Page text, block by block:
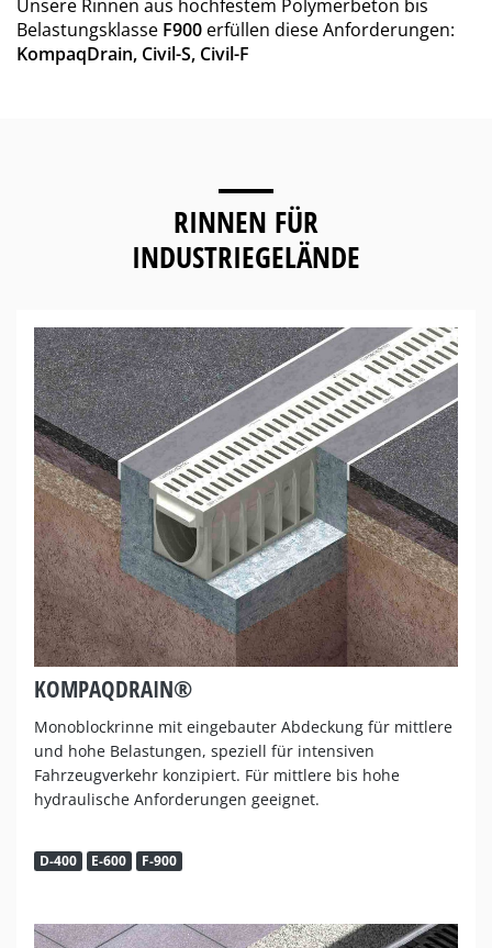
Unsere Rinnen aus hochfestem Polymerbeton bis
Belastungsklasse F900 erfüllen diese Anforderungen:
KompaqDrain, Civil-S, Civil-F
RINNEN FÜR
INDUSTRIEGELÄNDE
KOMPAQDRAIN®
Monoblockrinne mit eingebauter Abdeckung für mittlere
und hohe Belastungen, speziell für intensiven
Fahrzeugverkehr konzipiert. Für mittlere bis hohe
hydraulische Anforderungen geeignet.
D-400 E-600 F-900